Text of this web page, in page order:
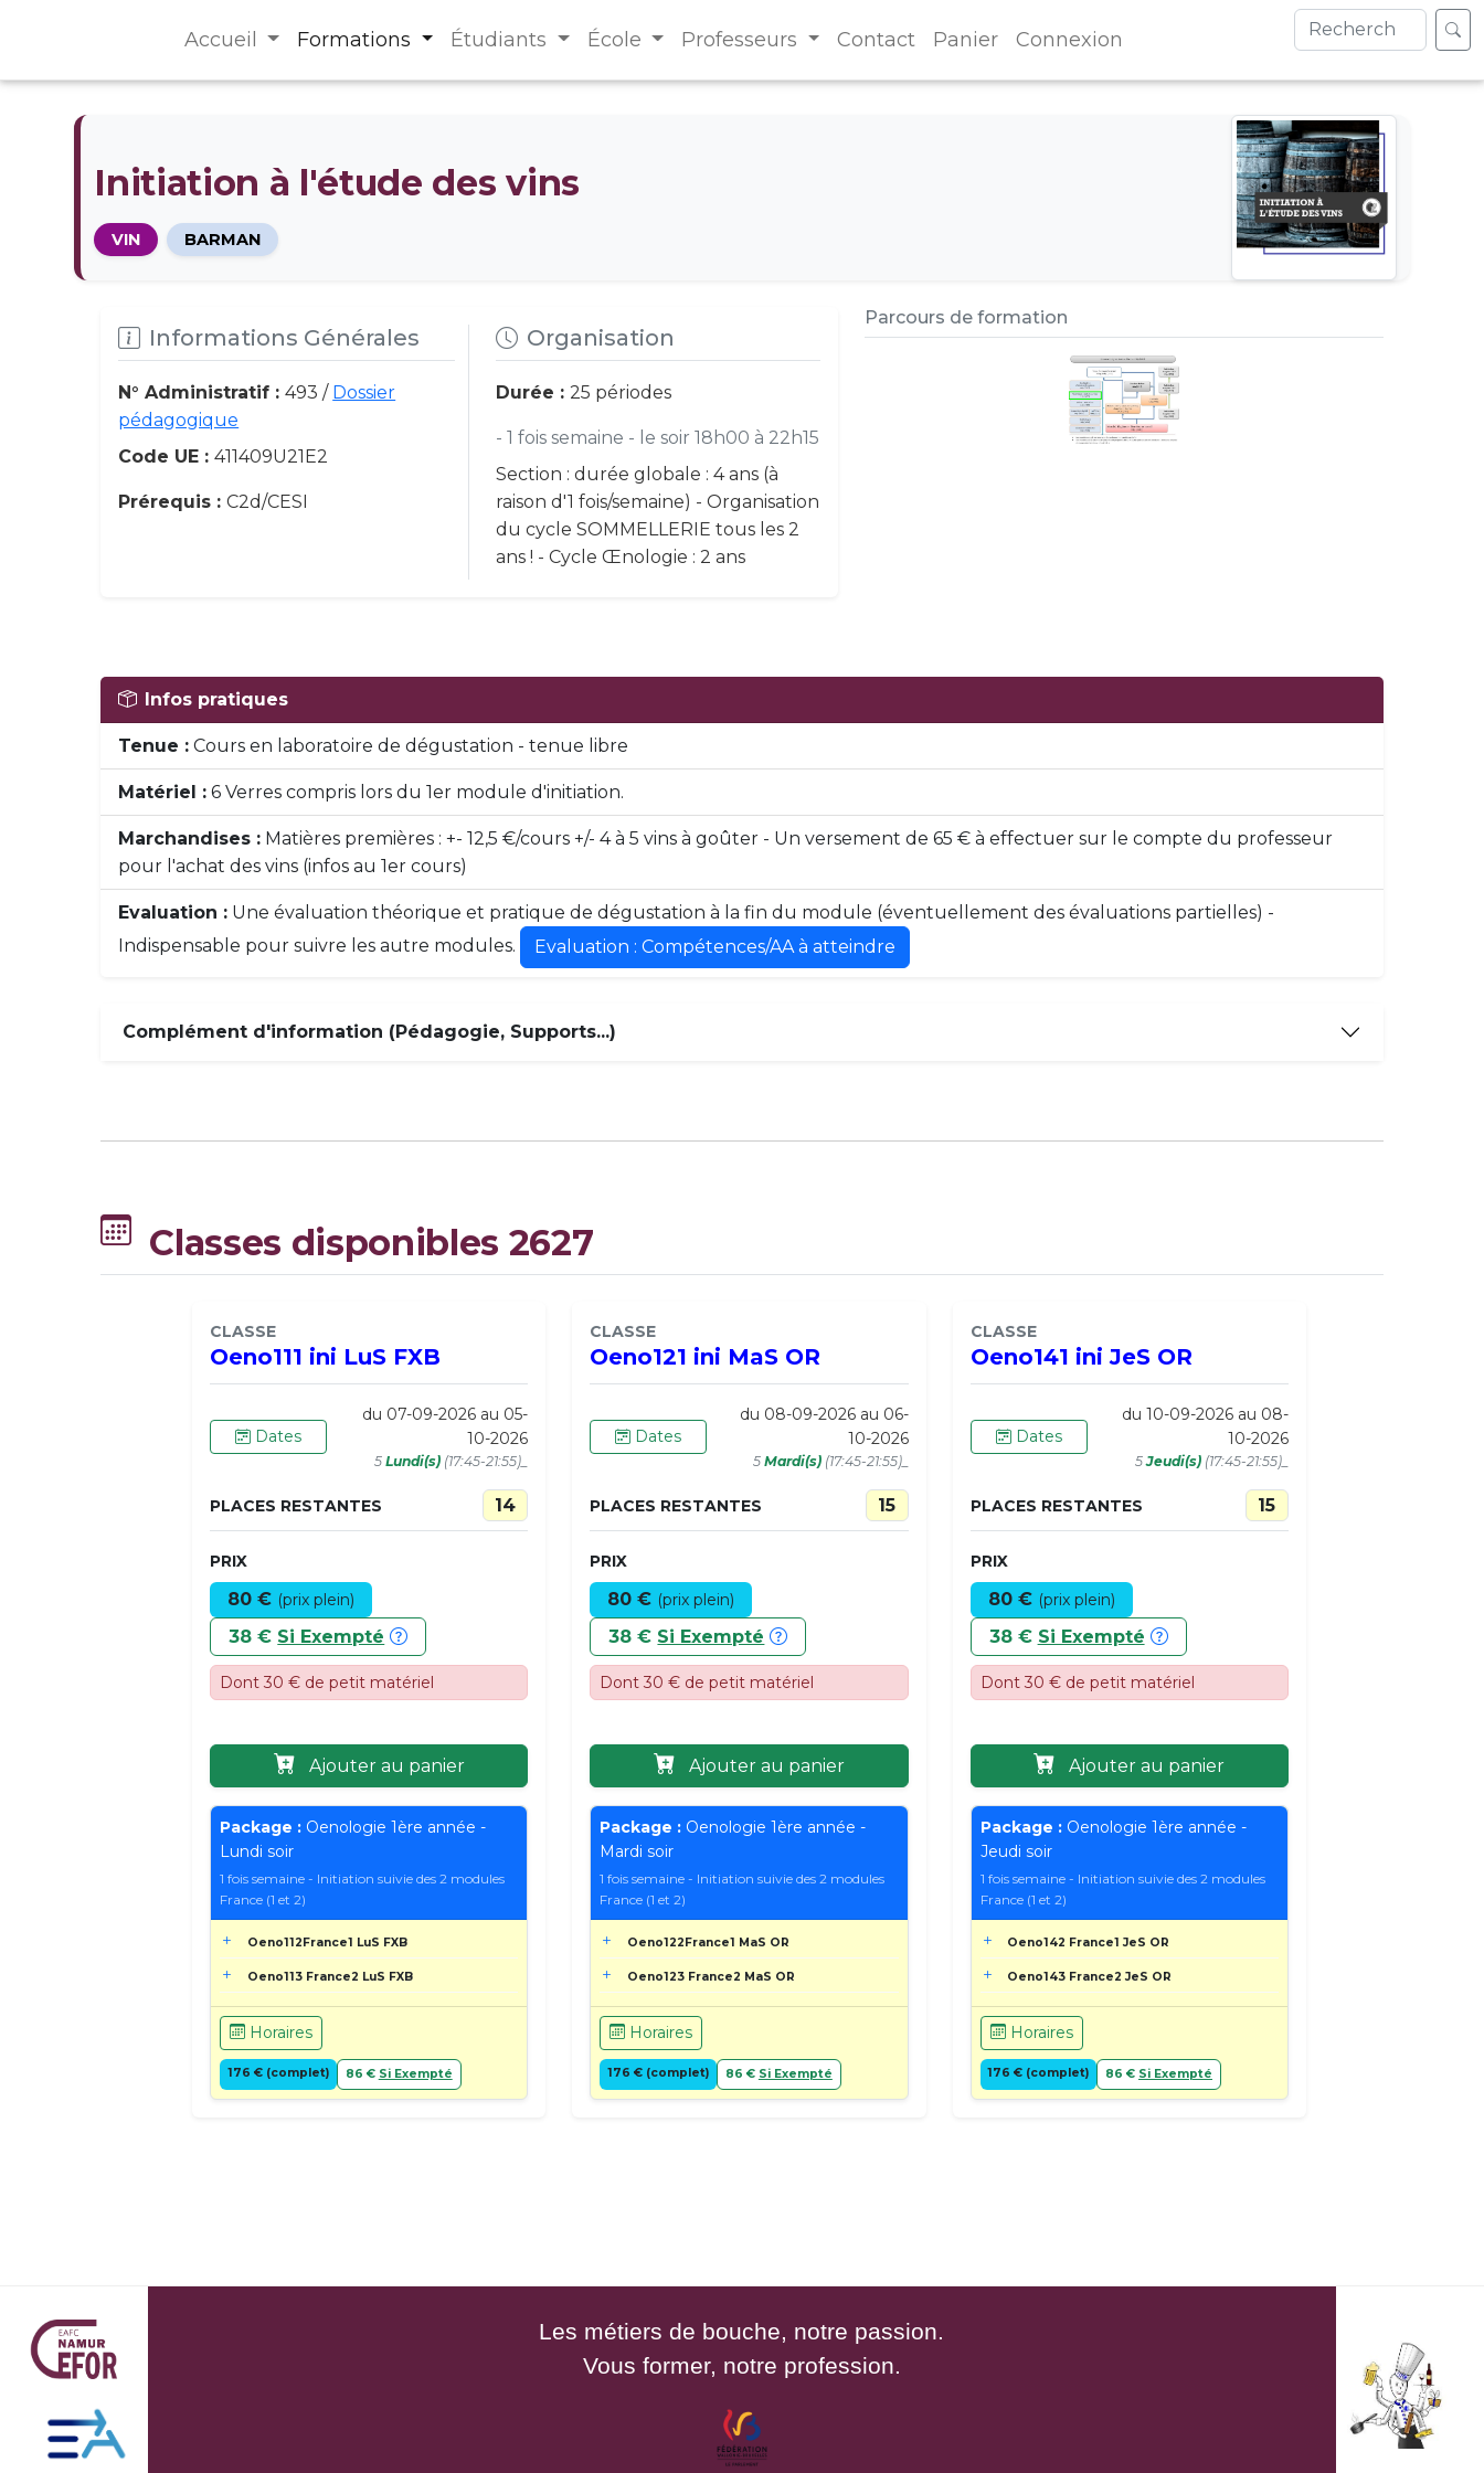
Accueil Formations Étudiants École Professeurs Contact Panier Connexion
Initiation à l'étude des vins
VIN BARMAN
Informations Générales
N° Administratif :493 / Dossier
pédagogique
Code UE :411409U21E2
Prérequis :C2d/CESI
Organisation
Durée : 25 périodes
- 1 fois semaine - le soir 18h00 à 22h15
Section : durée globale : 4 ans (à
raison d'1 fois/semaine) - Organisation
du cycle SOMMELLERIE tous les 2
ans ! - Cycle Œnologie : 2 ans
Parcours de formation
Infos pratiques
Tenue : Cours en laboratoire de dégustation - tenue libre
Matériel : 6 Verres compris lors du 1er module d'initiation.
Marchandises : Matières premières : +- 12,5 €/cours +/- 4 à 5 vins à goûter - Un versement de 65 € à effectuer sur le compte du professeur
pour l'achat des vins (infos au 1er cours)
Evaluation : Une évaluation théorique et pratique de dégustation à la fin du module (éventuellement des évaluations partielles) -
Indispensable pour suivre les autre modules.
Evaluation : Compétences/AA à atteindre
Complément d'information (Pédagogie, Supports...)
Classes disponibles 2627
CLASSE
Oeno111 ini LuS FXB
Dates
du 07-09-2026 au 05-
10-2026
5Lundi(s) (17:45-21:55)_
PLACES RESTANTES 14
PRIX
80 € (prix plein)
38 € Si Exempté
Dont 30 € de petit matériel
Ajouter au panier
Package : Oenologie 1ère année -
Lundi soir
1 fois semaine - Initiation suivie des 2 modules
France (1 et 2)
Oeno112France1 LuS FXB
Oeno113 France2 LuS FXB
Horaires
176 € (complet) 86 € Si Exempté
CLASSE
Oeno121 ini MaS OR
Dates
du 08-09-2026 au 06-
10-2026
5 Mardi(s)(17:45-21:55)_
PLACES RESTANTES 15
PRIX
80 € (prix plein)
38 € Si Exempté
Dont 30 € de petit matériel
Ajouter au panier
Package : Oenologie 1ère année -
Mardi soir
1 fois semaine - Initiation suivie des 2 modules
France (1 et 2)
Oeno122France1 MaS OR
Oeno123 France2 MaS OR
Horaires
176 € (complet) 86 € Si Exempté
CLASSE
Oeno141 ini JeS OR
Dates
du 10-09-2026 au 08-
10-2026
5Jeudi(s)(17:45-21:55)_
PLACES RESTANTES 15
PRIX
80 € (prix plein)
38 € Si Exempté
Dont 30 € de petit matériel
Ajouter au panier
Package :Oenologie 1ère année -
Jeudi soir
1 fois semaine - Initiation suivie des 2 modules
France (1 et 2)
Oeno142 France1 JeS OR
Oeno143 France2 JeS OR
Horaires
176 € (complet) 86 € Si Exempté
Les métiers de bouche, notre passion.
Vous former, notre profession.